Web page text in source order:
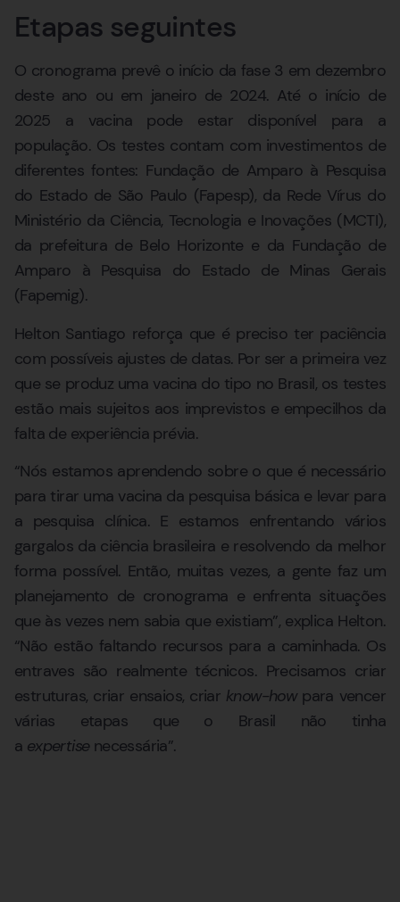
Etapas seguintes
O cronograma prevê o início da fase 3 em dezembro
deste ano ou em janeiro de 2024. Até o início de
2025 a vacina pode estar disponível para a
população. Os testes contam com investimentos de
diferentes fontes: Fundação de Amparo à Pesquisa
do Estado de São Paulo (Fapesp), da Rede Vírus do
Ministério da Ciência, Tecnologia e Inovações (MCTI),
da prefeitura de Belo Horizonte e da Fundação de
Amparo à Pesquisa do Estado de Minas Gerais
(Fapemig).
Helton Santiago reforça que é preciso ter paciência
com possíveis ajustes de datas. Por ser a primeira vez
que se produz uma vacina do tipo no Brasil, os testes
estão mais sujeitos aos imprevistos e empecilhos da
falta de experiência prévia.
“Nós estamos aprendendo sobre o que é necessário
para tirar uma vacina da pesquisa básica e levar para
a pesquisa clínica. E estamos enfrentando vários
gargalos da ciência brasileira e resolvendo da melhor
forma possível. Então, muitas vezes, a gente faz um
planejamento de cronograma e enfrenta situações
que às vezes nem sabia que existiam”, explica Helton.
“Não estão faltando recursos para a caminhada. Os
entraves são realmente técnicos. Precisamos criar
estruturas, criar ensaios, criar know-howpara vencer
várias etapas que o Brasil não tinha
a expertise necessária”.